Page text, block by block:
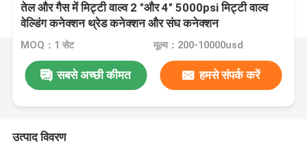
तेल और गैस में मिट्टी वाल्व 2 "और 4" 5000psi मिट्टी वाल्व
वेल्डिंग कनेक्शन थ्रेड कनेक्शन और संघ कनेक्शन
MOQ：1 सेट मूल्य：200-10000usd
सबसे अच्छी कीमत हमसे संपर्क करें
उत्पाद विवरण